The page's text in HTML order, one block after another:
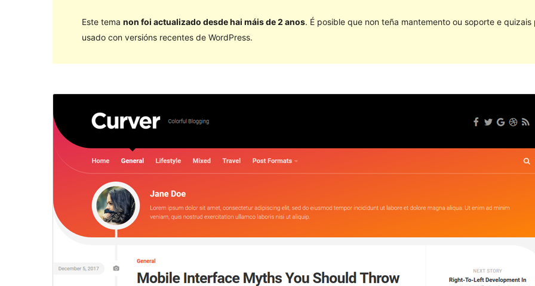
Este tema non foi actualizado desde hai máis de 2 anos. É posible que non teña mantemento ou soporte e
usado con versións recentes de WordPress.